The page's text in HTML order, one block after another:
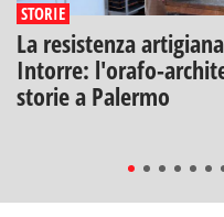
STORIE
La resistenza
Intorre: l'orafo-
storie a Palermo